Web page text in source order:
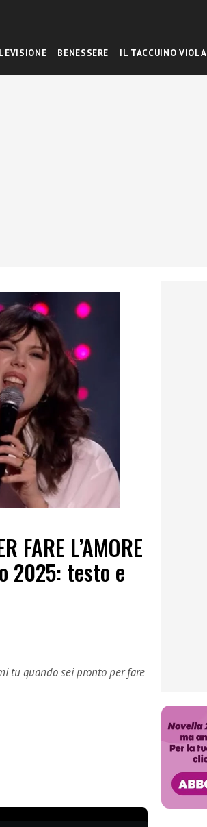
BENESSERE IL TACCUINO VIOLA
FARE L’AMORE
2025: testo e
tu quando sei pronto per fare